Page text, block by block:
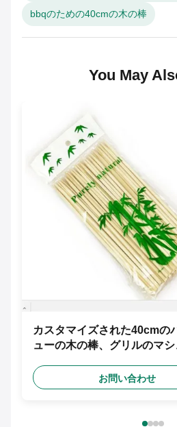
bbqのための40cmの木の棒
You May
カスタマイズされた40cmの
ューの木の棒、グリルのマ
お問い合わせ